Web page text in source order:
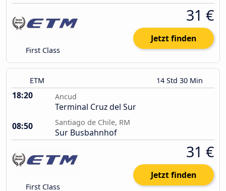
First Class
31 €
Jetzt finden
ETM 14 Std 30 Min
18:20 Ancud
Terminal Cruz del Sur
08:50
Santiago de Chile, RM
Sur Busbahnhof
First Class
31 €
Jetzt finden